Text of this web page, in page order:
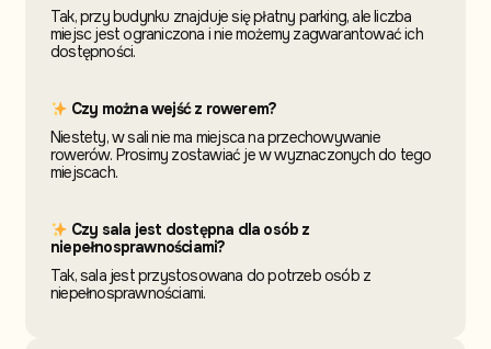
Tak, przy budynku znajduje się płatny parking, ale liczba
miejsc jest ograniczona i nie możemy zagwarantować ich
dostępności.
Czy można wejść z rowerem?
Niestety, w sali nie ma miejsca na przechowywanie
rowerów. Prosimy zostawiać je w wyznaczonych do tego
miejscach.
Czy sala jest dostępna dla osób z
niepełnosprawnościami?
Tak, sala jest przystosowana do potrzeb osób z
niepełnosprawnościami.